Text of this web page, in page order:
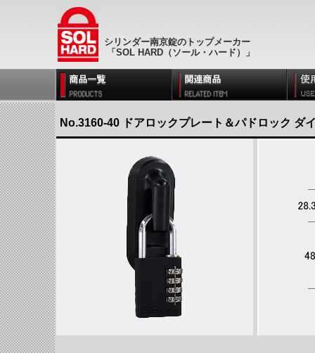
シリンダー南京錠のトップメーカー
「SOL HARD（ソール・ハード）」
No.3160-40 ドアロックプレート＆パドロック ダ